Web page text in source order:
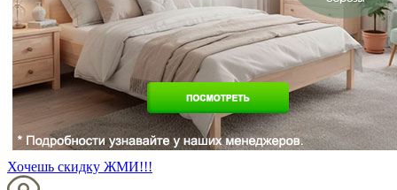
Хочешь скидку ЖМИ!!!